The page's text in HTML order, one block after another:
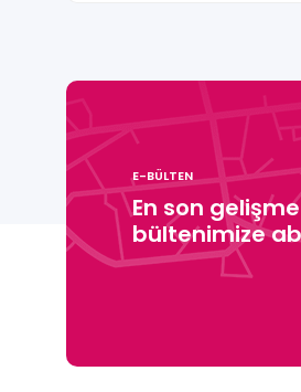
E-BÜLTEN
En son
bültenimize